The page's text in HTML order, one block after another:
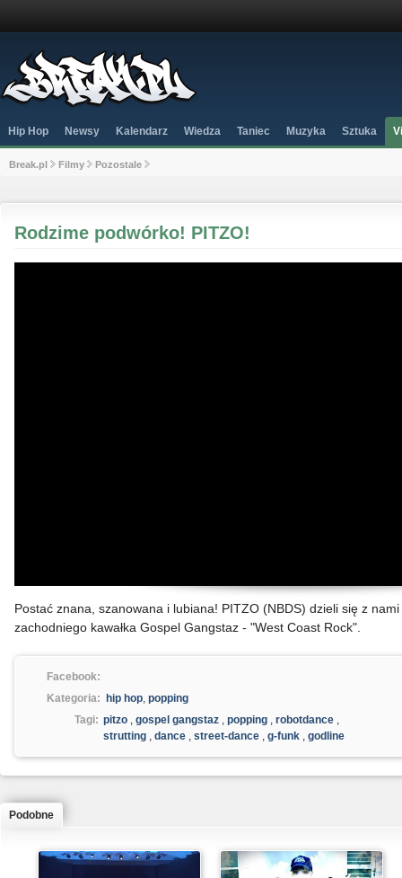
Hip Hop Newsy Kalendarz Wiedza Taniec Muzyka Sztuka
Break.pl Filmy Pozostale
Rodzime podwórko! PITZO!
Postać znana, szanowana i lubiana! PITZO (NBDS) dzieli się z nami
zachodniego kawałka Gospel Gangstaz - "West Coast Rock".
Facebook:
Kategoria:
hip hop, popping
Tagi: pitzo , gospel gangstaz , popping , robotdance ,
strutting , dance , street-dance , g-funk , godline
Podobne